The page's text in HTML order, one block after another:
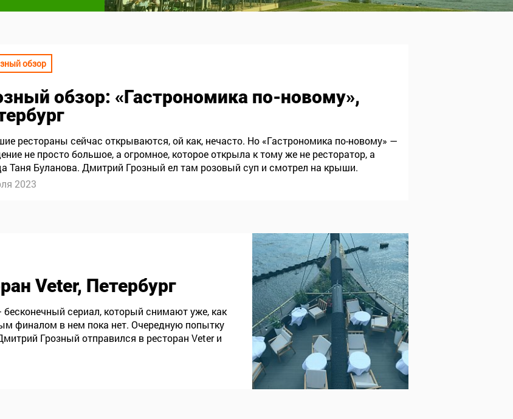
обзор
обзор: «Гастрономика по-новому»,
рестораны сейчас открываются, ой как, нечасто. Но «Гастрономика по-новому» —
не просто большое, а огромное, которое открыла к тому же не ресторатор, а
Таня Буланова. Дмитрий Грозный ел там розовый суп и смотрел на крыши.
2023
Veter, Петербург
сериал, который снимают уже, как
финалом в нем пока нет. Очередную попытку
Грозный отправился в ресторан Veter и